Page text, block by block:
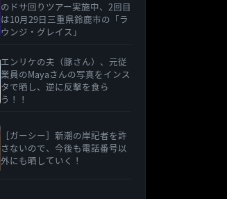
のドサ回りツアー実施中、2回目
は10月29日三重県鈴鹿市の「ラ
ウンジ・グレイス」
エンリケの夫（豚さん）、元従
業員のMayaさんの写真をインス
タで晒し、逆に反撃を食ら
う！！
［ガーシー］新潮の岸記者を許
さないので、今後も電話番号以
外にも晒していく！